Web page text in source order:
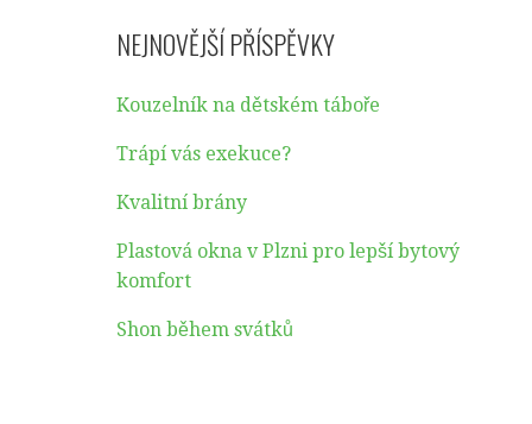
NEJNOVĚJŠÍ PŘÍSPĚVKY
Kouzelník na dětském táboře
Trápí vás exekuce?
Kvalitní brány
Plastová okna v Plzni pro lepší bytový
komfort
Shon během svátků